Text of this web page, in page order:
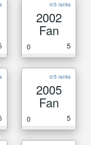
0/5 ranks
2002
Fan
0 5
0/5 ranks
2005
Fan
0 5